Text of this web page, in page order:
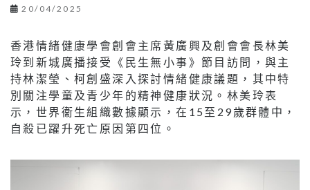
20/04/2025
香港情緒健康學會創會主席黃廣興及創會會長林美
玲到新城廣播接受《民生無小事》節目訪問，與主
持林潔瑩、柯創盛深入探討情緒健康議題，其中特
別關注學童及青少年的精神健康狀況。林美玲表
示，世界衞生組織數據顯示，在15至29歲群體中，
自殺已躍升死亡原因第四位。